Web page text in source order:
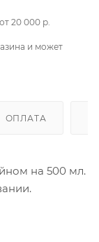
20 000 р.
и может
ОПЛАТА
на 500 мл.